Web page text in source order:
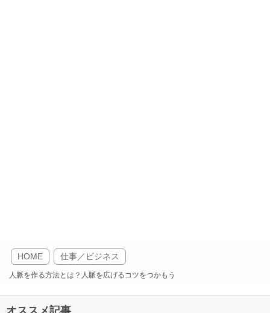
HOME 仕事／ビジネス
人脈を作る方法とは？人脈を広げるコツをつかもう
オススメ記事